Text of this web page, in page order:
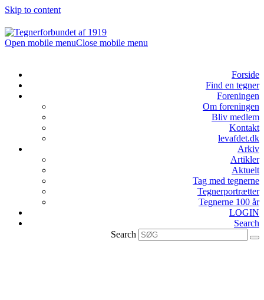
Skip to content
Open mobile menuClose mobile menu
Forside
Find en tegner
Foreningen
Om foreningen
Bliv medlem
Kontakt
levafdet.dk
Arkiv
Artikler
Aktuelt
Tag med tegnerne
Tegnerportrætter
Tegnerne 100 år
LOGIN
Search
Search